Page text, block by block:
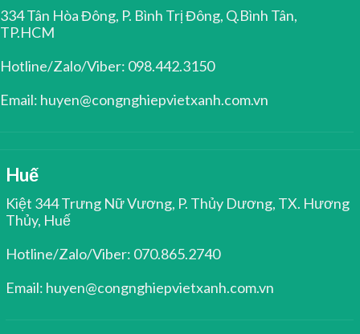
334 Tân Hòa Đông, P. Bình Trị Đông, Q.Bình Tân,
TP.HCM
Hotline/Zalo/Viber: 098.442.3150
Email: huyen@congnghiepvietxanh.com.vn
Huế
Kiệt 344 Trưng Nữ Vương, P. Thủy Dương, TX. Hương
Thủy, Huế
Hotline/Zalo/Viber: 070.865.2740
Email: huyen@congnghiepvietxanh.com.vn